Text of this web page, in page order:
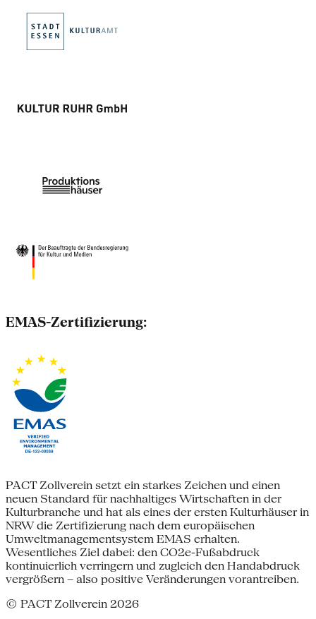
EMAS-Zertifizierung:
PACT Zollverein setzt ein starkes Zeichen und einen
neuen Standard für nachhaltiges Wirtschaften in der
Kulturbranche und hat als eines der ersten Kulturhäuser in
NRW die Zertifizierung nach dem europäischen
Umweltmanagementsystem EMAS erhalten.
Wesentliches Ziel dabei: den CO2e-Fußabdruck
kontinuierlich verringern und zugleich den Handabdruck
vergrößern – also positive Veränderungen vorantreiben.
© PACT Zollverein 2026